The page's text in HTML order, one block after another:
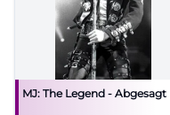
MJ: The Legend - Abgesagt